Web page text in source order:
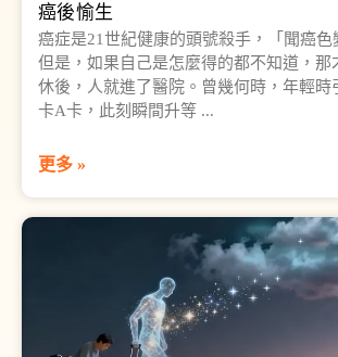
癌後愉生
癌症是21世紀健康的頭號殺手，「聞癌色
但是，如果自己是怎麼得的都不知道，那
休後，人就進了醫院。曾幾何時，年輕時
卡A卡，此刻瞬間升等
更多 »